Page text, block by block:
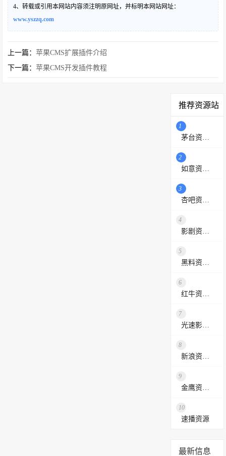
4、转载或引用本网站内容须注明原网址，并标明本网站网址：
www.yszzq.com
上一篇：苹果CMS扩展插件介绍
下一篇：苹果CMS开发插件教程
推荐资源站
1
2
3
4
5
6
7
8
9
10
速播资源
最新信息